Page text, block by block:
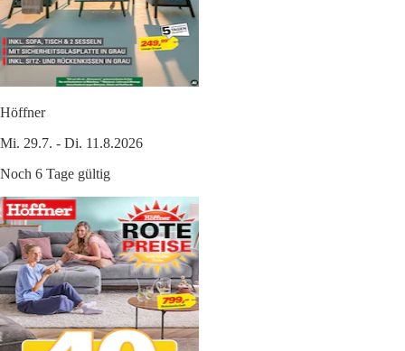
Höffner
Mi. 29.7. - Di. 11.8.2026
Noch 6 Tage gültig